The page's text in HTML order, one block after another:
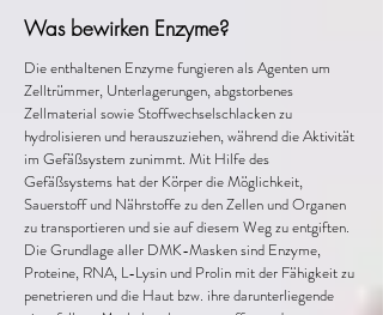
Was bewirken Enzyme?
Die enthaltenen Enzyme fungieren als Agenten um
Zelltrümmer, Unterlagerungen, abgstorbenes
Zellmaterial sowie Stoffwechselschlacken zu
hydrolisieren und herauszuziehen, während die Aktivität
im Gefäßsystem zunimmt. Mit Hilfe des
Gefäßsystems hat der Körper die Möglichkeit,
Sauerstoff und Nährstoffe zu den Zellen und Organen
zu transportieren und sie auf diesem Weg zu entgiften.
Die Grundlage aller DMK-Masken sind Enzyme,
Proteine, RNA, L-Lysin und Prolin mit der Fähigkeit zu
penetrieren und die Haut bzw. ihre darunterliegende